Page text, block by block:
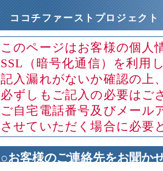
ココチファーストプロジェクト
このページはお客様の個人
SSL（暗号化通信）を利用
記入漏れがないか確認の上
必ずしもご記入の必要はご
ご自宅電話番号及びメール
させていただく場合に必要
○お客様のご連絡先をお聞か